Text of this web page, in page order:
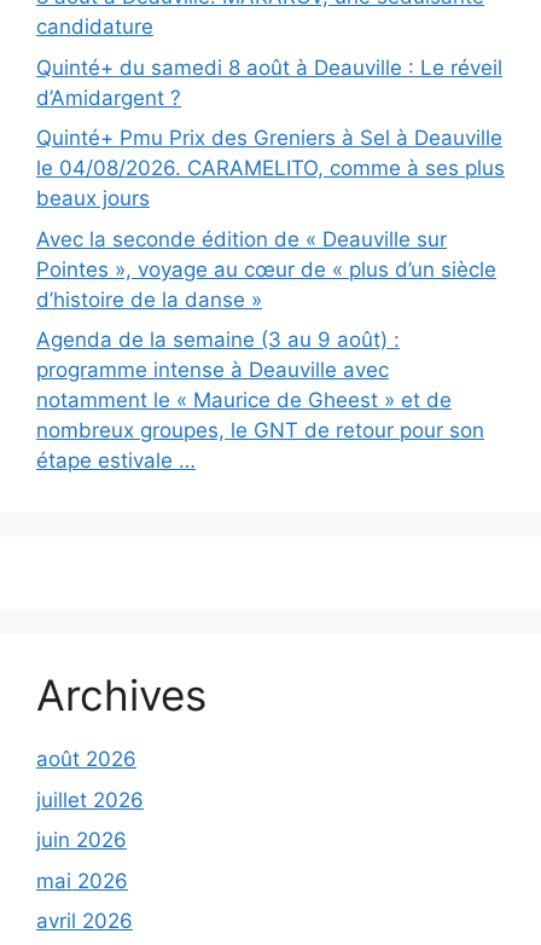
candidature
Quinté+ du samedi 8 août à Deauville : Le réveil
d’Amidargent ?
Quinté+ Pmu Prix des Greniers à Sel à Deauville
le 04/08/2026. CARAMELITO, comme à ses plus
beaux jours
Avec la seconde édition de « Deauville sur
Pointes », voyage au cœur de « plus d’un siècle
d’histoire de la danse »
Agenda de la semaine (3 au 9 août) :
programme intense à Deauville avec
notamment le « Maurice de Gheest » et de
nombreux groupes, le GNT de retour pour son
étape estivale …
Archives
août 2026
juillet 2026
juin 2026
mai 2026
avril 2026